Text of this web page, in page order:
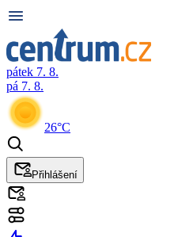
pátek 7. 8.
pá 7. 8.
26°C
Přihlášení